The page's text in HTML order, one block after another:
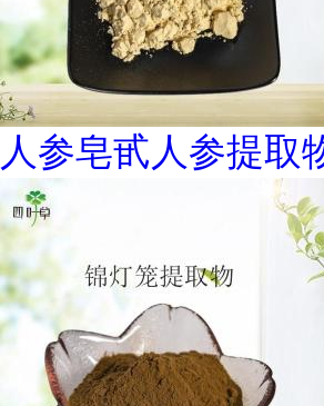
人参皂甙人参提取